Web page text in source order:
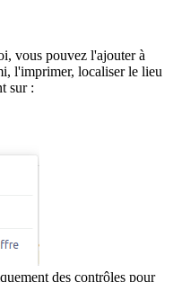
vous pouvez l'ajouter à
l'imprimer, localiser le lieu
sur :
des contrôles pour